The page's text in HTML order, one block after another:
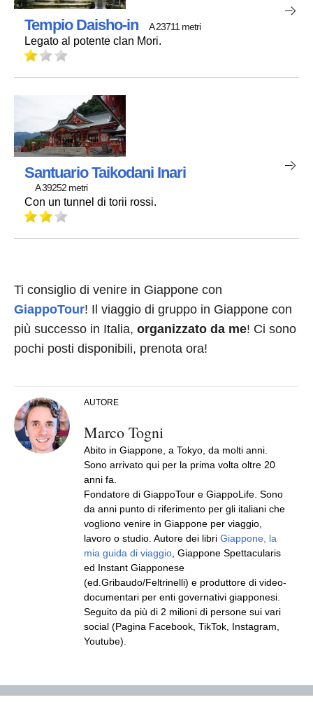
Tempio Daisho-in A 23711 metri
Legato al potente clan Mori.
Santuario Taikodani Inari
A 39252 metri
Con un tunnel di torii rossi.
Ti consiglio di venire in Giappone con
GiappoTour! Il viaggio di gruppo in Giappone con
più successo in Italia, organizzato da me! Ci sono
pochi posti disponibili, prenota ora!
AUTORE
Marco Togni
Abito in Giappone, a Tokyo, da molti anni.
Sono arrivato qui per la prima volta oltre 20
anni fa.
Fondatore di GiappoTour e GiappoLife. Sono
da anni punto di riferimento per gli italiani che
vogliono venire in Giappone per viaggio,
lavoro o studio. Autore dei libri Giappone, la
mia guida di viaggio , Giappone Spettacularis
ed Instant Giapponese
(ed.Gribaudo/Feltrinelli) e produttore di video-
documentari per enti governativi giapponesi.
Seguito da più di 2 milioni di persone sui vari
social (Pagina Facebook, TikTok, Instagram,
Youtube).